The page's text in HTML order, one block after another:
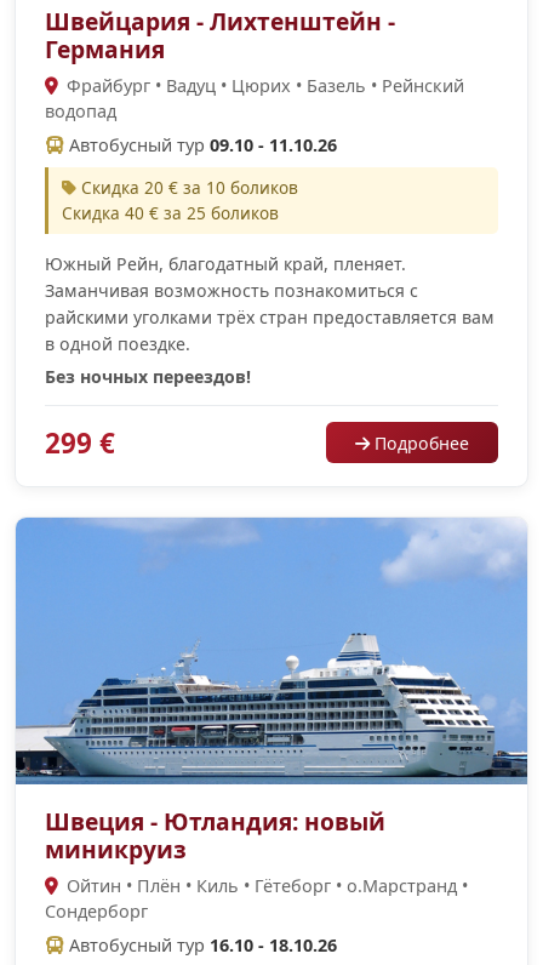
Швейцария - Лихтенштейн -
Германия
Фрайбург • Вадуц • Цюрих • Базель • Рейнский
водопад
Автобусный тур 09.10 - 11.10.26
Скидка 20 € за 10 боликов
Скидка 40 € за 25 боликов
Южный Рейн, благодатный край, пленяет.
Заманчивая возможность познакомиться с
райскими уголками трёх стран предоставляется вам
в одной поездке.
Без ночных переездов!
299 € Подробнее
Швеция - Ютландия: новый
миникруиз
Ойтин • Плён • Киль • Гётеборг • о.Марстранд •
Сондерборг
Автобусный тур 16.10 - 18.10.26